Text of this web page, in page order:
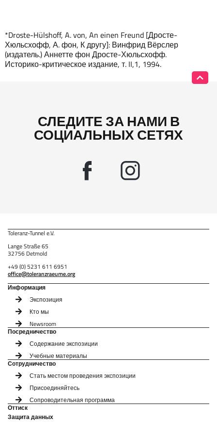
*Droste-Hülshoff, A. von, An einen Freund [Дросте-
Хюльсхофф, А. фон, К другу]: Винфрид Вёрслер
(издатель.) Аннетте фон Дросте-Хюльсхофф.
Историко-критическое издание, т. II,1, 1994.
СЛЕДИТЕ ЗА НАМИ В
СОЦИАЛЬНЫХ СЕТЯХ
Toleranz-Tunnel e.V.
Lange Straße 65
32756 Detmold
+49 (0) 5231 611 6951
office@toleranzraeume.org
Информация
Экспозиция
Кто мы
Newsroom
Посредничество
Содержание экспозиции
Учебные материалы
Сотрудничество
Стать местом проведения экспозиции
Присоединяйтесь
Сопроводительная программа
Оттиск
Защита данных